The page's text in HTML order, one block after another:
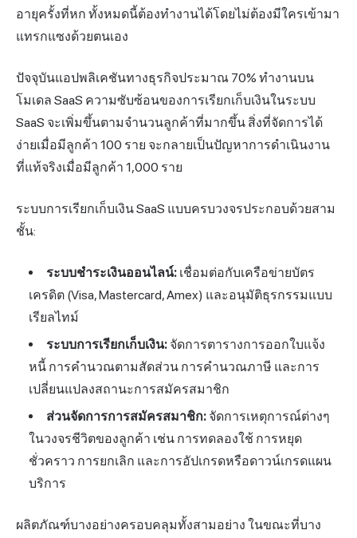
อายุครั้งที่หก ทั้งหมดนี้ต้องทำงานได้โดยไม่ต้องมีใครเข้ามา
แทรกแซงด้วยตนเอง
ปัจจุบันแอปพลิเคชันทางธุรกิจประมาณ 70% ทำงานบน
โมเดล SaaS ความซับซ้อนของการเรียกเก็บเงินในระบบ
SaaS จะเพิ่มขึ้นตามจำนวนลูกค้าที่มากขึ้น สิ่งที่จัดการได้
ง่ายเมื่อมีลูกค้า 100 ราย จะกลายเป็นปัญหาการดำเนินงาน
ที่แท้จริงเมื่อมีลูกค้า 1,000 ราย
ระบบการเรียกเก็บเงิน SaaS แบบครบวงจรประกอบด้วยสาม
ชั้น:
ระบบชำระเงินออนไลน์: เชื่อมต่อกับเครือข่ายบัตร
เครดิต (Visa, Mastercard, Amex) และอนุมัติธุรกรรมแบบ
เรียลไทม์
ระบบการเรียกเก็บเงิน: จัดการตารางการออกใบแจ้ง
หนี้ การคำนวณตามสัดส่วน การคำนวณภาษี และการ
เปลี่ยนแปลงสถานะการสมัครสมาชิก
ส่วนจัดการการสมัครสมาชิก: จัดการเหตุการณ์ต่างๆ
ในวงจรชีวิตของลูกค้า เช่น การทดลองใช้ การหยุด
ชั่วคราว การยกเลิก และการอัปเกรดหรือดาวน์เกรดแผน
บริการ
ผลิตภัณฑ์บางอย่างครอบคลุมทั้งสามอย่าง ในขณะที่บาง